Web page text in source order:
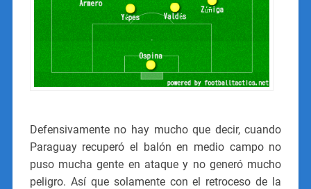
Defensivamente no hay mucho que decir, cuando
Paraguay recuperó el balón en medio campo no
puso mucha gente en ataque y no generó mucho
peligro. Así que solamente con el retroceso de la